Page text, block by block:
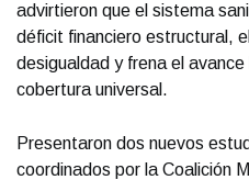
advirtieron que el sistema
déficit financiero estructural,
desigualdad y frena el
cobertura universal.
Presentaron dos nuevos
coordinados por la Coalición